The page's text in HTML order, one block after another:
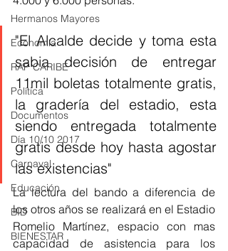
Hermanos Mayores
Economía
RAP CARIBE
Política
Documentos
Día 10/10 2017
Carnaval
Educación
BID
BIENESTAR
"El Alcalde decide y toma esta
sabia decisión de entregar
11mil boletas totalmente gratis,
la gradería del estadio, esta
siendo entregada totalmente
gratis desde hoy hasta agostar
las existencias"
La lectura del bando a diferencia de
los otros años se realizará en el Estadio
Romelio Martínez, espacio con mas
capacidad de asistencia para los